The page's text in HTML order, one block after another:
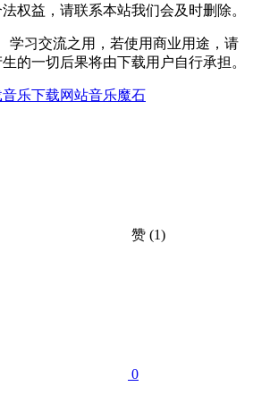
权益，请联系本站我们会及时删除。
学习交流之用，若使用商业用途，请
的一切后果将由下载用户自行承担。
音乐下载网站音乐魔石
赞 (1)
0